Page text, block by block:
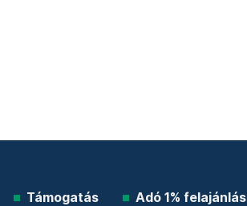
Támogatás Adó 1% felajánlás